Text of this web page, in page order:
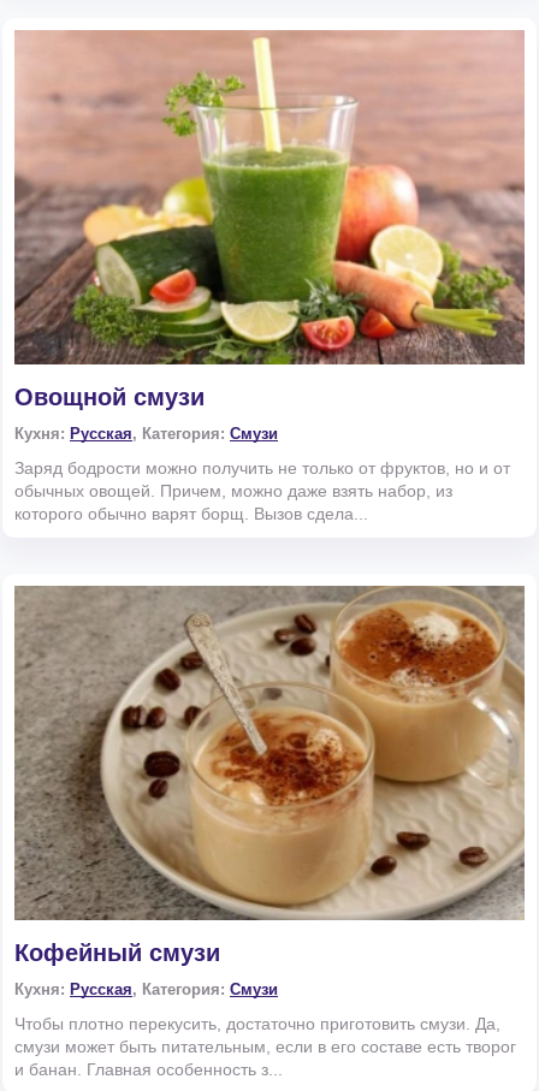
Овощной смузи
Кухня: Русская, Категория: Смузи
Заряд бодрости можно получить не только от фруктов, но и от
обычных овощей. Причем, можно даже взять набор, из
которого обычно варят борщ. Вызов сдела...
Кофейный смузи
Кухня: Русская, Категория: Смузи
Чтобы плотно перекусить, достаточно приготовить смузи. Да,
смузи может быть питательным, если в его составе есть творог
и банан. Главная особенность з...